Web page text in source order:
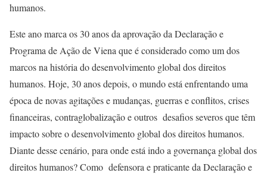
humanos.
Este ano marca os 30 anos da aprovação da Declaração e
Programa de Ação de Viena que é considerado como um dos
marcos na história do desenvolvimento global dos direitos
humanos. Hoje, 30 anos depois, o mundo está enfrentando uma
época de novas agitações e mudanças, guerras e conflitos, crises
financeiras, contraglobalização e outros desafios severos que têm
impacto sobre o desenvolvimento global dos direitos humanos.
Diante desse cenário, para onde está indo a governança global dos
direitos humanos? Como defensora e praticante da Declaração e